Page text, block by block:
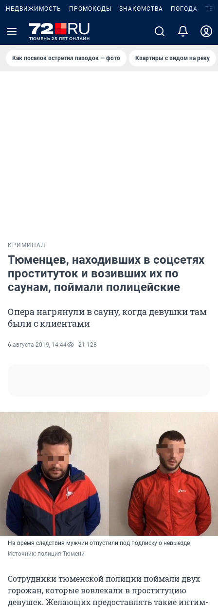
НЕДВИЖИМОСТЬ ПРОМОКОДЫ ЗНАКОМСТВА ПОГОДА
Как поселок встретил паводок — фото Квартиры с видом на реку
КРИМИНАЛ
Тюменцев, находивших в соцсетях
проституток и возивших их по
саунам, поймали полицейские
Опера нагрянули в сауну, когда девушки там
были с клиентами
6 августа 2019, 14:44 21 128
На время следствия мужчин отпустили под подписку о невыезде
Источник: полиция Тюмени
Сотрудники тюменской полиции поймали двух
горожан, которые вовлекали в проституцию
девушек. Желающих предоставлять такие интим-